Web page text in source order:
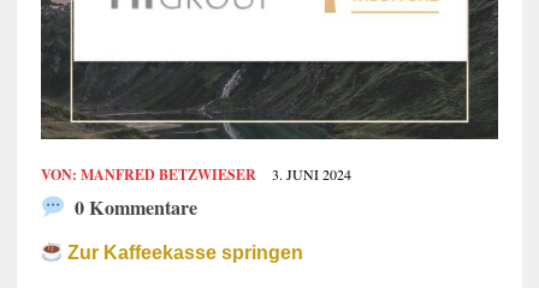
VON: MANFRED BETZWIESER 3. JUNI 2024
0 Kommentare
Zur Kaffeekasse springen